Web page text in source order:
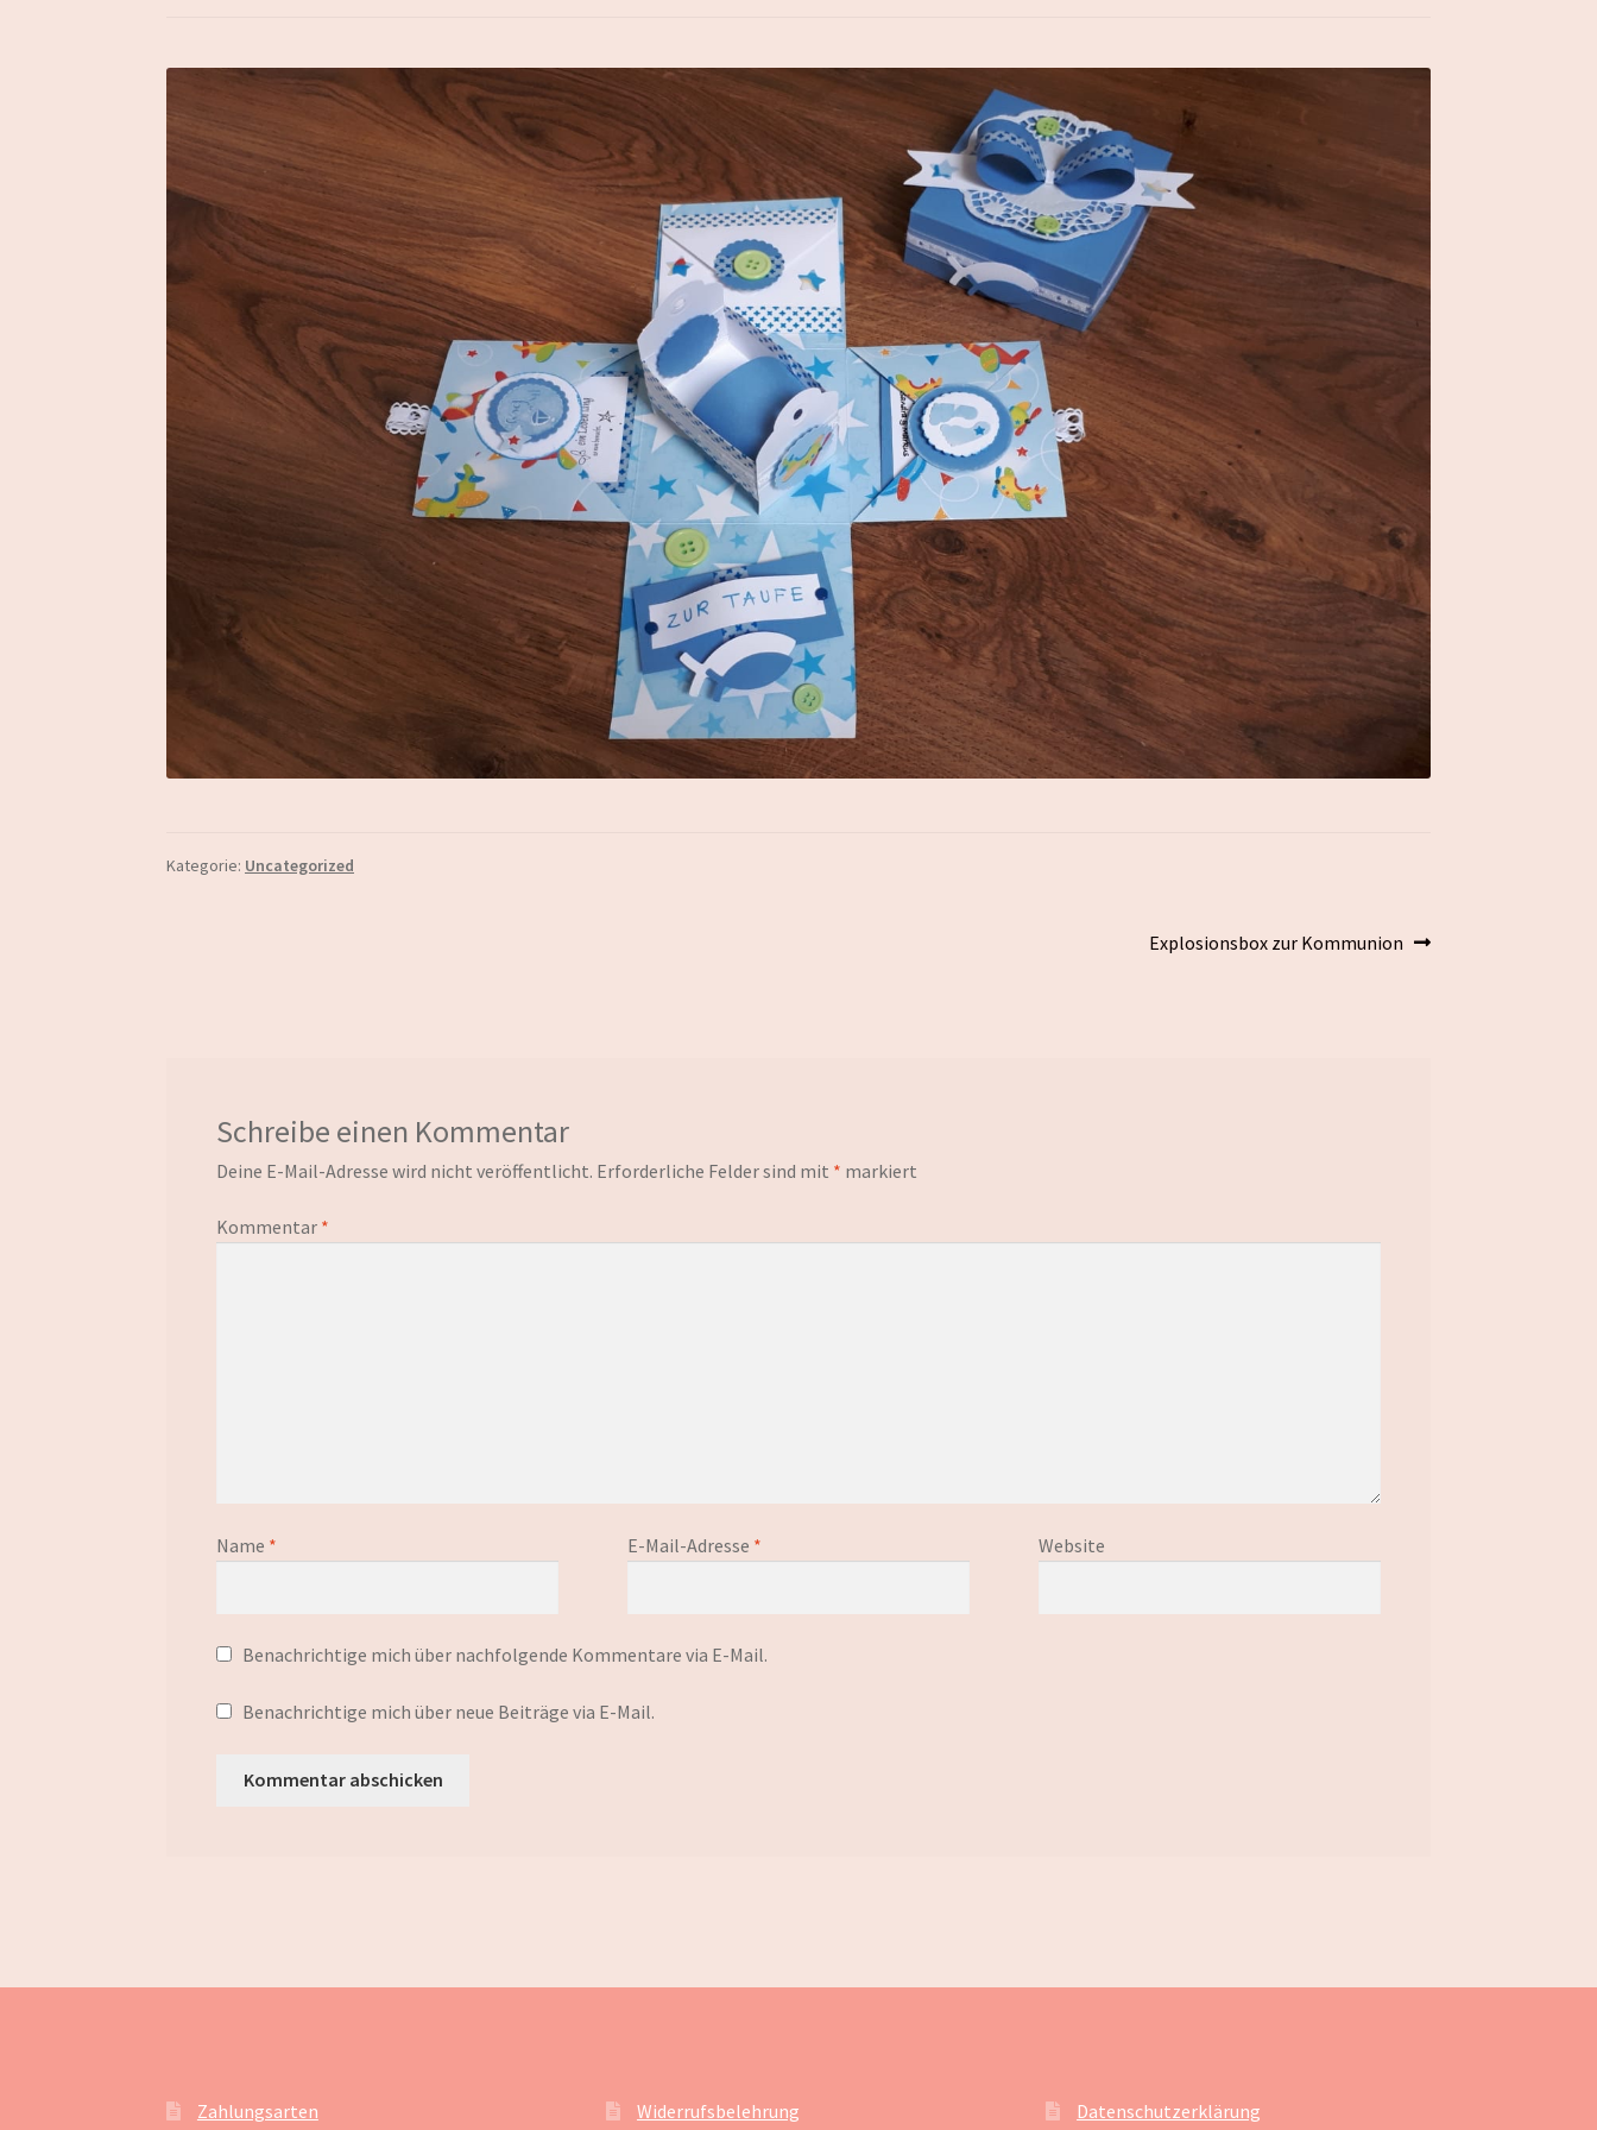
Kategorie: Uncategorized
Nächster
Explosionsbox zur Kommunion
Schreibe einen Kommentar
Deine E-Mail-Adresse wird nicht veröffentlicht. Erforderliche Felder sind mit * markiert
Kommentar *
Name * E-Mail-Adresse * Website
Benachrichtige mich über nachfolgende Kommentare via E-Mail.
Benachrichtige mich über neue Beiträge via E-Mail.
Zahlungsarten Widerrufsbelehrung Datenschutzerklärung